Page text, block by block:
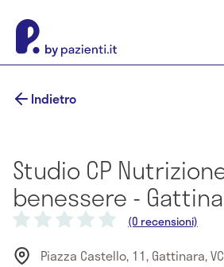
Indietro
Studio CP
benessere -
(0 recensioni)
Piazza Castello, 11, Gattinara,